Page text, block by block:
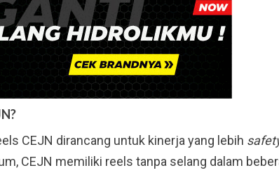
CEJN dirancang untuk kinerja yang lebih
CEJN memiliki reels tanpa selang dalam